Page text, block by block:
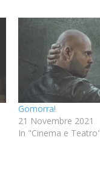
Gomorra!
21 Novembre 2021
In "Cinema e Teatro"